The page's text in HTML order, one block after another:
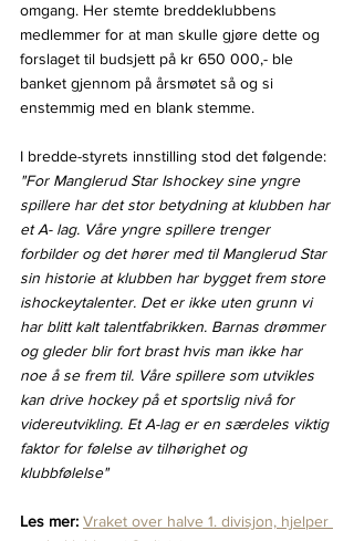
omgang. Her stemte breddeklubbens
medlemmer for at man skulle gjøre dette og
forslaget til budsjett på kr 650 000,- ble
banket gjennom på årsmøtet så og si
enstemmig med en blank stemme.
I bredde-styrets innstilling stod det følgende:
"For Manglerud Star Ishockey sine yngre
spillere har det stor betydning at klubben har
et A- lag. Våre yngre spillere trenger
forbilder og det hører med til Manglerud Star
sin historie at klubben har bygget frem store
ishockeytalenter. Det er ikke uten grunn vi
har blitt kalt talentfabrikken. Barnas drømmer
og gleder blir fort brast hvis man ikke har
noe å se frem til. Våre spillere som utvikles
kan drive hockey på et sportslig nivå for
videreutvikling. Et A-lag er en særdeles viktig
faktor for følelse av tilhørighet og
klubbfølelse"
Les mer: Vraket over halve 1. divisjon, hjelper